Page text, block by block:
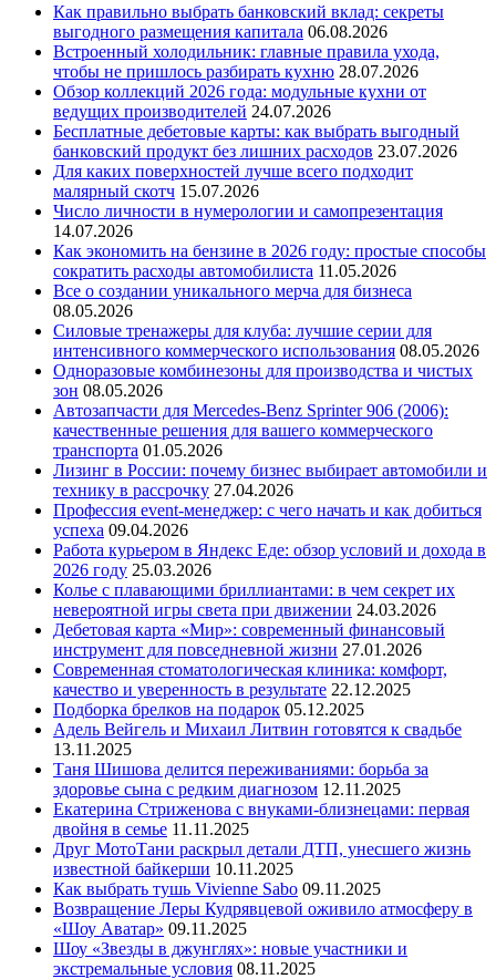
Как правильно выбрать банковский вклад: секреты
выгодного размещения капитала 06.08.2026
Встроенный холодильник: главные правила ухода,
чтобы не пришлось разбирать кухню 28.07.2026
Обзор коллекций 2026 года: модульные кухни от
ведущих производителей 24.07.2026
Бесплатные дебетовые карты: как выбрать выгодный
банковский продукт без лишних расходов 23.07.2026
Для каких поверхностей лучше всего подходит
малярный скотч 15.07.2026
Число личности в нумерологии и самопрезентация
14.07.2026
Как экономить на бензине в 2026 году: простые способы
сократить расходы автомобилиста 11.05.2026
Все о создании уникального мерча для бизнеса
08.05.2026
Силовые тренажеры для клуба: лучшие серии для
интенсивного коммерческого использования 08.05.2026
Одноразовые комбинезоны для производства и чистых
зон 08.05.2026
Автозапчасти для Mercedes-Benz Sprinter 906 (2006):
качественные решения для вашего коммерческого
транспорта 01.05.2026
Лизинг в России: почему бизнес выбирает автомобили и
технику в рассрочку 27.04.2026
Профессия event-менеджер: с чего начать и как добиться
успеха 09.04.2026
Работа курьером в Яндекс Еде: обзор условий и дохода в
2026 году 25.03.2026
Колье с плавающими бриллиантами: в чем секрет их
невероятной игры света при движении 24.03.2026
Дебетовая карта «Мир»: современный финансовый
инструмент для повседневной жизни 27.01.2026
Современная стоматологическая клиника: комфорт,
качество и уверенность в результате 22.12.2025
Подборка брелков на подарок 05.12.2025
Адель Вейгель и Михаил Литвин готовятся к свадьбе
13.11.2025
Таня Шишова делится переживаниями: борьба за
здоровье сына с редким диагнозом 12.11.2025
Екатерина Стриженова с внуками-близнецами: первая
двойня в семье 11.11.2025
Друг МотоТани раскрыл детали ДТП, унесшего жизнь
известной байкерши 10.11.2025
Как выбрать тушь Vivienne Sabo 09.11.2025
Возвращение Леры Кудрявцевой оживило атмосферу в
«Шоу Аватар» 09.11.2025
Шоу «Звезды в джунглях»: новые участники и
экстремальные условия 08.11.2025